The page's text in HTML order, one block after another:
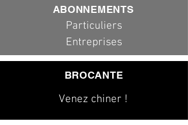
ABONNEMENTS
Particuliers
Entreprises
BROCANTE
Venez chiner !